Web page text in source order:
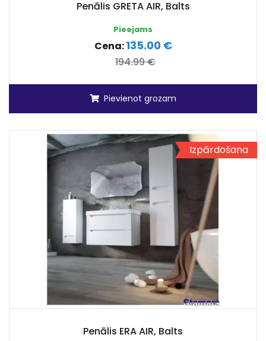
Penālis GRETA AIR, Balts
Pieejams
Cena:135.00 €
194.99 €
Pievienot grozam
Izpārdošana
Penālis ERA AIR, Balts